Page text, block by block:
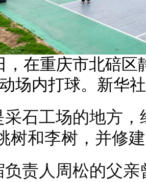
在重庆市北碚区
场内打球。新华
采石工场的地方
树和李树，并修
负责人周松的父